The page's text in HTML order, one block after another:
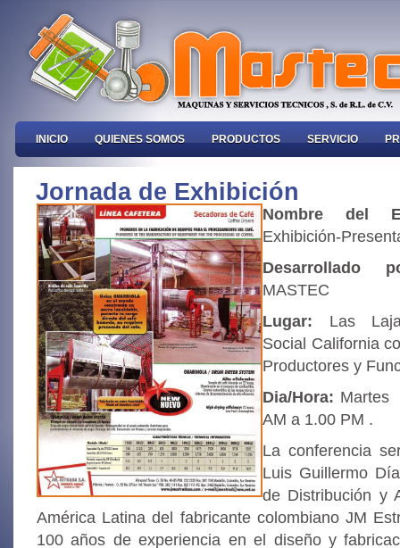
INICIO QUIENES SOMOS PRODUCTOS SERVICIO
Jornada de Exhibición
Nombre del
Exhibición-
Desarrollado
MASTEC
Lugar: Las
Social California
Productores y
Dia/Hora: Martes
AM a 1.00 PM .
La conferencia
Luis Guillermo
de Distribución y
América Latina del fabricante colombiano JM
100 años de experiencia en el diseño y